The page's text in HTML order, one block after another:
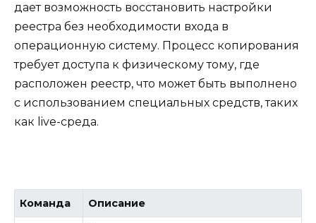
дает возможность восстановить настройки
реестра без необходимости входа в
операционную систему. Процесс копирования
требует доступа к физическому тому, где
расположен реестр, что может быть выполнено
с использованием специальных средств, таких
как live-среда.
Команда Описание